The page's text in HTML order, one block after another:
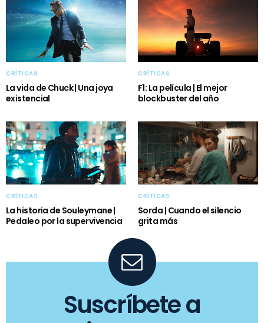
CRÍTICAS
La vida de Chuck | Una joya
existencial
CRÍTICAS
F1: La película | El mejor
blockbuster del año
CRÍTICAS
La historia de Souleymane |
Pedaleo por la supervivencia
CRÍTICAS
Sorda | Cuando el silencio
grita más
Suscríbete a